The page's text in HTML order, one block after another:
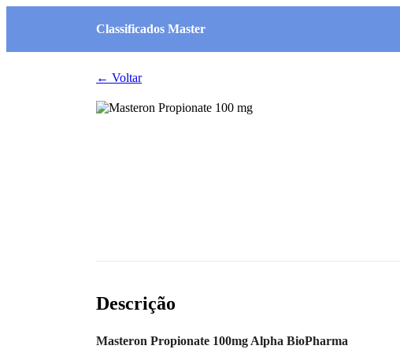
Classificados Master
← Voltar
Descrição
Masteron Propionate 100mg Alpha BioPharma